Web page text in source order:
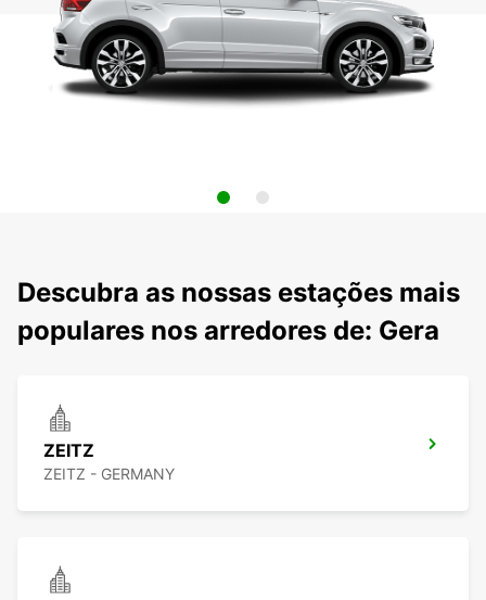
Descubra as nossas estações mais
populares nos arredores de: Gera
ZEITZ
ZEITZ - GERMANY